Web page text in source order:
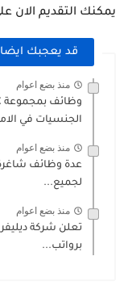
يمكنك التقديم الان
قد يعجبك ايضا
منذ بضع اعوام
الجنسيات في
منذ بضع اعوام
عدة وظائف شاغرة
لجميع...
منذ بضع اعوام
تعلن شركة
برواتب...